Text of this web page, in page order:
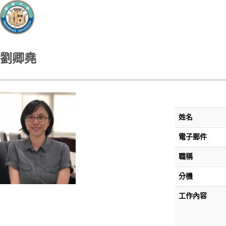
劉卿堯
姓名
電子郵件
職稱
分機
工作內容